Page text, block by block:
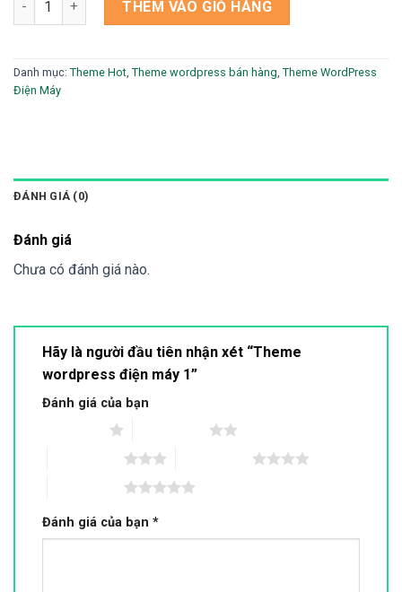
THÊM VÀO GIỎ HÀNG
Danh mục: Theme Hot Theme wordpress bán hàng Theme WordPress
Điện Máy
ĐÁNH GIÁ (0)
Đánh giá
Chưa có đánh giá nào.
Hãy là người đầu tiên nhận xét “Theme
wordpress điện máy 1”
Đánh giá của bạn
Đánh giá của bạn *